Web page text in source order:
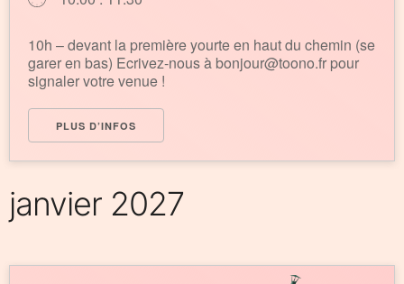
10h – devant la première yourte en haut du chemin (se
garer en bas) Ecrivez-nous à bonjour@toono.fr pour
signaler votre venue !
PLUS D’INFOS
janvier 2027